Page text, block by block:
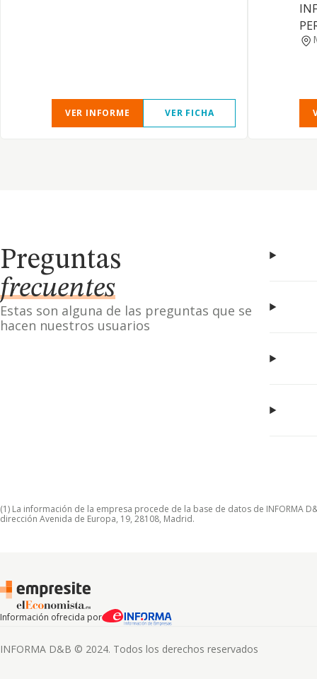
VER INFORME VER FICHA
Preguntas
frecuentes
Estas son alguna de las preguntas que se
hacen nuestros usuarios
(1) La información de la empresa procede de la base de datos de INFORMA
dirección Avenida de Europa, 19, 28108, Madrid.
Información ofrecida por
INFORMA D&B © 2024. Todos los derechos reservados